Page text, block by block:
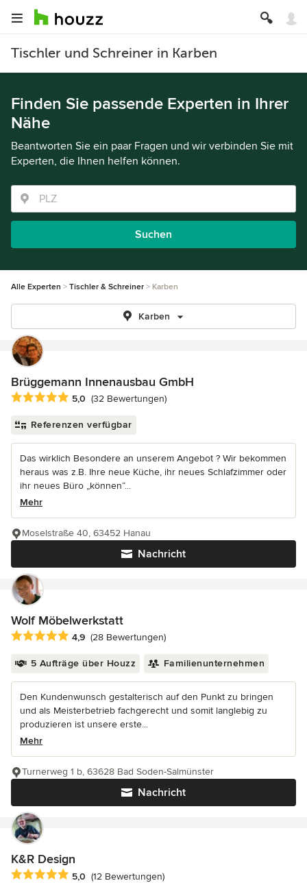
Tischler und Schreiner in Karben
Finden Sie passende Experten in Ihrer
Nähe
Beantworten Sie ein paar Fragen und wir verbinden Sie mit
Experten, die Ihnen helfen können.
Suchen
Alle Experten Tischler & Schreiner Karben
Karben
Brüggemann Innenausbau GmbH
Durchschnittliche Bewertung: 5 von 5 Sternen
5,0 (32 Bewertungen)
Referenzen verfügbar
Das wirklich Besondere an unserem Angebot ? Wir bekommen
heraus was z.B. Ihre neue Küche, ihr neues Schlafzimmer oder
ihr neues Büro „können“...
Mehr
Nachricht
Moselstraße 40, 63452 Hanau
Wolf Möbelwerkstatt
Durchschnittliche Bewertung: 4.9 von 5 Sternen
4,9 (28 Bewertungen)
5 Aufträge über Houzz Familienunternehmen
Den Kundenwunsch gestalterisch auf den Punkt zu bringen
und als Meisterbetrieb fachgerecht und somit langlebig zu
produzieren ist unsere erste...
Mehr
Nachricht
Turnerweg 1 b, 63628 Bad Soden-Salmünster
K&R Design
Durchschnittliche Bewertung: 5 von 5 Sternen
5,0 (12 Bewertungen)